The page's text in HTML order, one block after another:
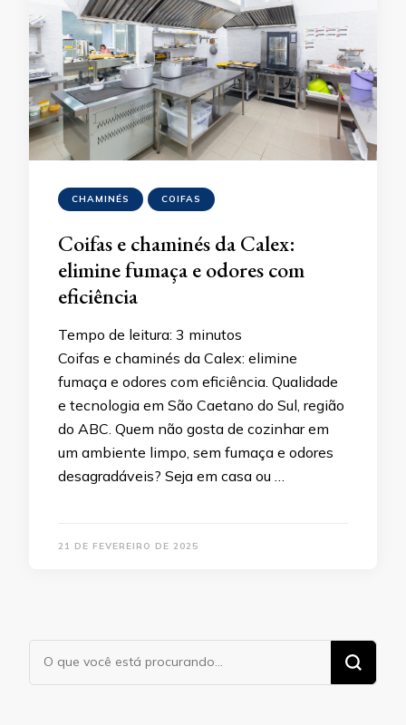
CHAMINÉS COIFAS
Coifas e chaminés da Calex:
elimine fumaça e odores com
eficiência
Tempo de leitura: 3 minutos
Coifas e chaminés da Calex: elimine
fumaça e odores com eficiência. Qualidade
e tecnologia em São Caetano do Sul, região
do ABC. Quem não gosta de cozinhar em
um ambiente limpo, sem fumaça e odores
desagradáveis? Seja em casa ou …
21 DE FEVEREIRO DE 2025
Procurando
algo?